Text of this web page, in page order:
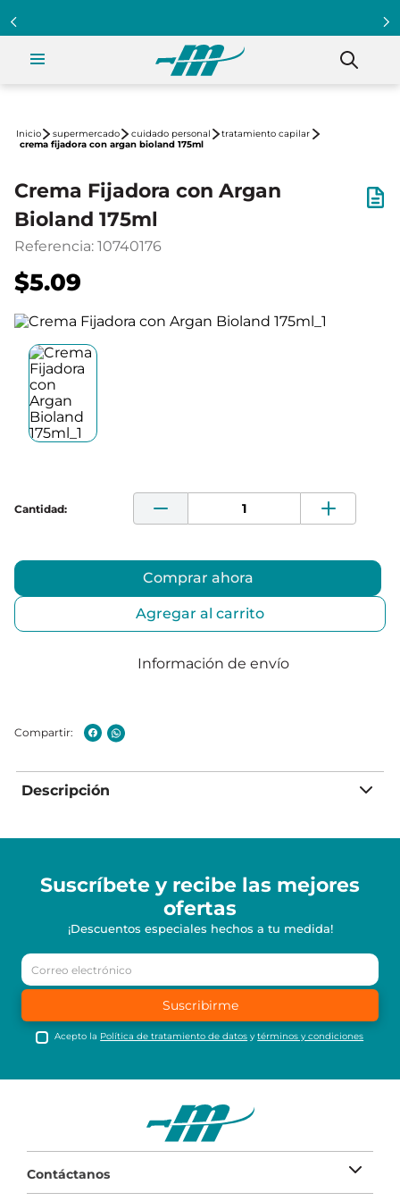
supermercado cuidado personal
tratamiento capilar
crema fijadora con argan bioland 175ml
Crema Fijadora con Argan
Bioland 175ml
Referencia: 10740176
$5.09
Comprar ahora
Agregar al carrito
Información de envío
Descripción
Suscríbete y recibe las mejores
ofertas
¡Descuentos especiales hechos a tu medida!
Suscribirme
Acepto la Política de tratamiento de datos ytérminos y condiciones
Contáctanos